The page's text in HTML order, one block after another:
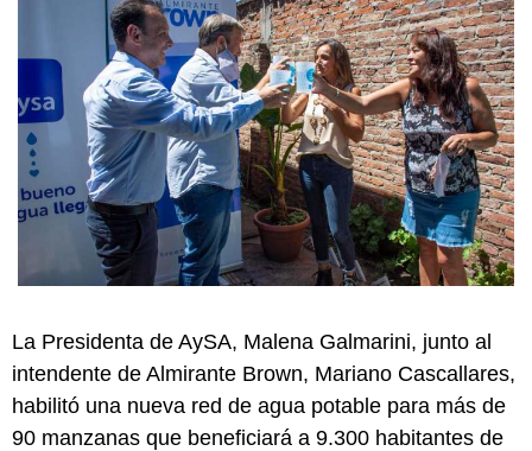
La Presidenta de AySA, Malena Galmarini, junto al
intendente de Almirante Brown, Mariano Cascallares,
habilitó una nueva red de agua potable para más de
90 manzanas que beneficiará a 9.300 habitantes de